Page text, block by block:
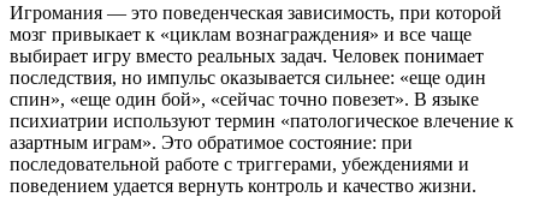
Игромания — это поведенческая зависимость, при которой
мозг привыкает к «циклам вознаграждения» и все чаще
выбирает игру вместо реальных задач. Человек понимает
последствия, но импульс оказывается сильнее: «еще один
спин», «еще один бой», «сейчас точно повезет». В языке
психиатрии используют термин «патологическое влечение к
азартным играм». Это обратимое состояние: при
последовательной работе с триггерами, убеждениями и
поведением удается вернуть контроль и качество жизни.